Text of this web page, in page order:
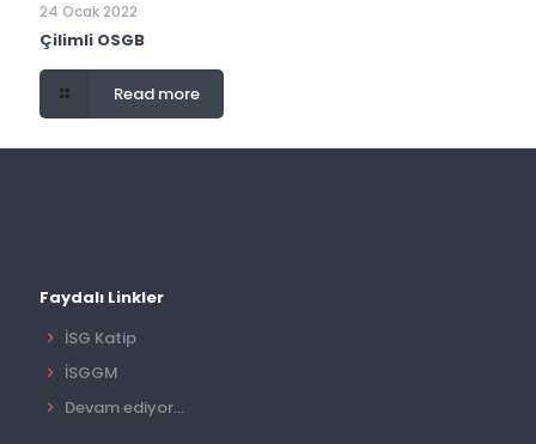
24 Ocak 2022
Çilimli OSGB
Read more
Faydalı Linkler
İSG Katip
İSGGM
Devam ediyor...